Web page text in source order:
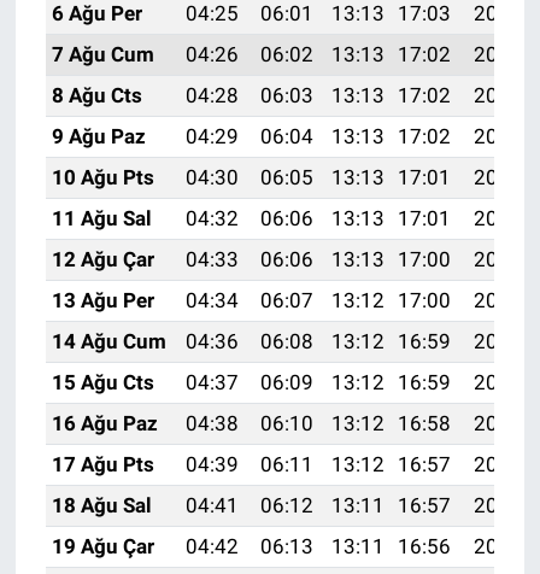
6 Ağu Per
04:25 06:01 13:13 17:03
20:16
7 Ağu Cum
04:26 06:02 13:13 17:02
20:15
8 Ağu Cts
04:28 06:03 13:13 17:02
20:13
9 Ağu Paz
04:29 06:04 13:13 17:02
20:12
10 Ağu Pts
04:30 06:05 13:13 17:01
20:11
11 Ağu Sal
04:32 06:06 13:13 17:01
20:10
12 Ağu Çar
04:33 06:06 13:13 17:00
20:09
13 Ağu Per
04:34 06:07 13:12 17:00
20:07
14 Ağu Cum
04:36 06:08 13:12 16:59
20:06
15 Ağu Cts
04:37 06:09 13:12 16:59
20:05
16 Ağu Paz
04:38 06:10 13:12 16:58
20:04
17 Ağu Pts
04:39 06:11 13:12 16:57
20:02
18 Ağu Sal
04:41 06:12 13:11 16:57
20:01
19 Ağu Çar
04:42 06:13 13:11 16:56
20:00